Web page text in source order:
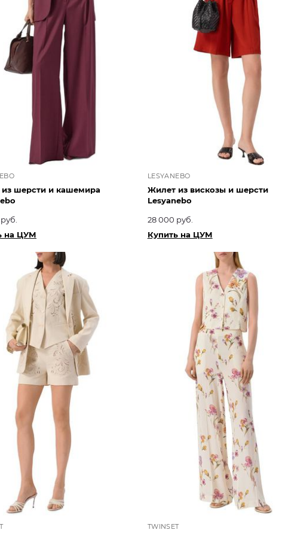
шерсти и кашемира
на ЦУМ
LESYANEBO
Жилет из вискозы и шерсти
Lesyanebo
28 000 руб.
Купить на ЦУМ
TWINSET